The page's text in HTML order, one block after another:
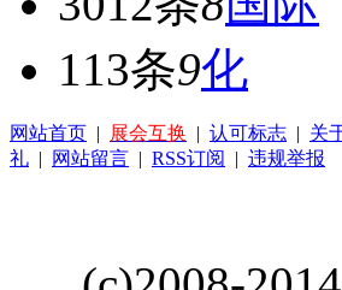
113条9化
网站首页 | 展会互换 | 认可标志 | 关
礼 | 网站留言 | RSS订阅 | 违规举报